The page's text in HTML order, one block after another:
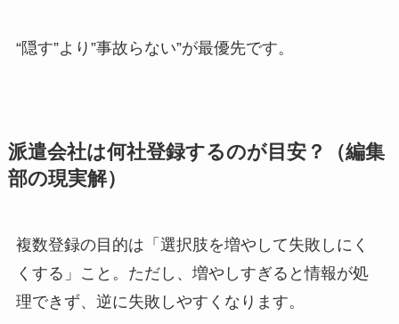
“隠す”より”事故らない”が最優先です。
派遣会社は何社登録するのが目安？（編集
部の現実解）
複数登録の目的は「選択肢を増やして失敗しにく
くする」こと。ただし、増やしすぎると情報が処
理できず、逆に失敗しやすくなります。